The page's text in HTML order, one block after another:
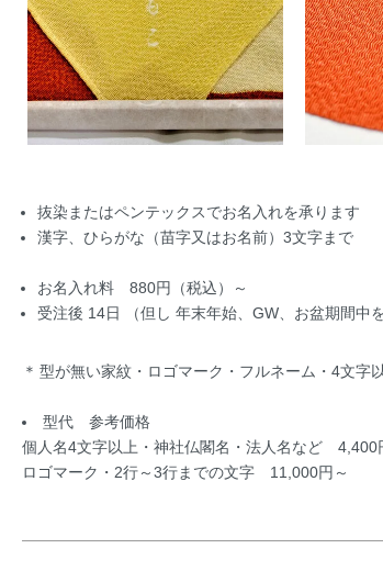
抜染またはペンテックスでお名入れを承ります
漢字、ひらがな（苗字又はお名前）3文字まで
お名入れ料 880円（税込）～
受注後 14日 （但し 年末年始、GW、お盆期間中を
型が無い家紋・ロゴマーク・フルネーム・4文
型代 参考価格
個人名4文字以上・神社仏閣名・法人名など 4,400
ロゴマーク・2行～3行までの文字 11,000円～